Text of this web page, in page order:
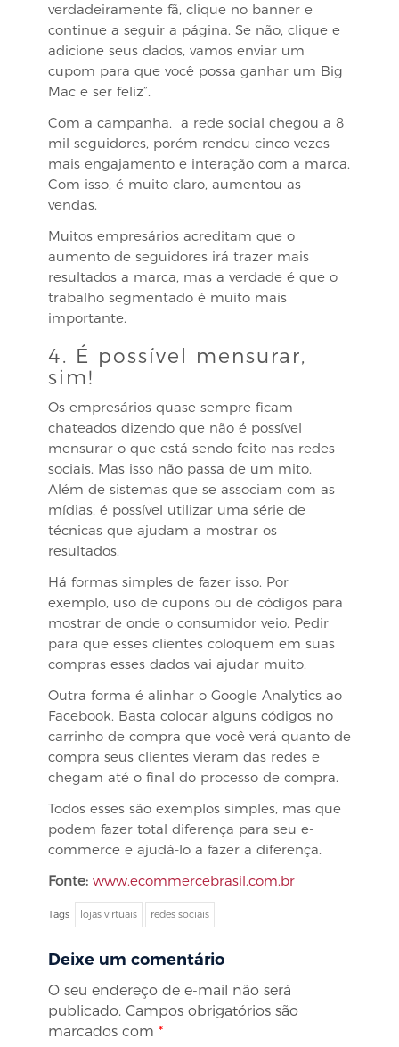
verdadeiramente fã, clique no banner e
continue a seguir a página. Se não, clique e
adicione seus dados, vamos enviar um
cupom para que você possa ganhar um Big
Mac e ser feliz”.
Com a campanha, a rede social chegou a 8
mil seguidores, porém rendeu cinco vezes
mais engajamento e interação com a marca.
Com isso, é muito claro, aumentou as
vendas.
Muitos empresários acreditam que o
aumento de seguidores irá trazer mais
resultados a marca, mas a verdade é que o
trabalho segmentado é muito mais
importante.
4. É possível mensurar,
sim!
Os empresários quase sempre ficam
chateados dizendo que não é possível
mensurar o que está sendo feito nas redes
sociais. Mas isso não passa de um mito.
Além de sistemas que se associam com as
mídias, é possível utilizar uma série de
técnicas que ajudam a mostrar os
resultados.
Há formas simples de fazer isso. Por
exemplo, uso de cupons ou de códigos para
mostrar de onde o consumidor veio. Pedir
para que esses clientes coloquem em suas
compras esses dados vai ajudar muito.
Outra forma é alinhar o Google Analytics ao
Facebook. Basta colocar alguns códigos no
carrinho de compra que você verá quanto de
compra seus clientes vieram das redes e
chegam até o final do processo de compra.
Todos esses são exemplos simples, mas que
podem fazer total diferença para seu e-
commerce e ajudá-lo a fazer a diferença.
Fonte: www.ecommercebrasil.com.br
Tags lojas virtuais redes sociais
Deixe um comentário
O seu endereço de e-mail não será
publicado. Campos obrigatórios são
marcados com *